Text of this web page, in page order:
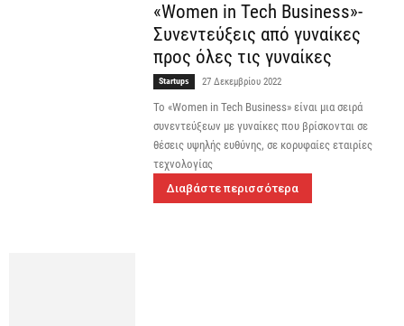
«Women in Tech Business»-
Συνεντεύξεις από γυναίκες
προς όλες τις γυναίκες
Startups 27 Δεκεμβρίου 2022
To «Women in Tech Business» είναι μια σειρά
συνεντεύξεων με γυναίκες που βρίσκονται σε
θέσεις υψηλής ευθύνης, σε κορυφαίες εταιρίες
τεχνολογίας
Διαβάστε περισσότερα